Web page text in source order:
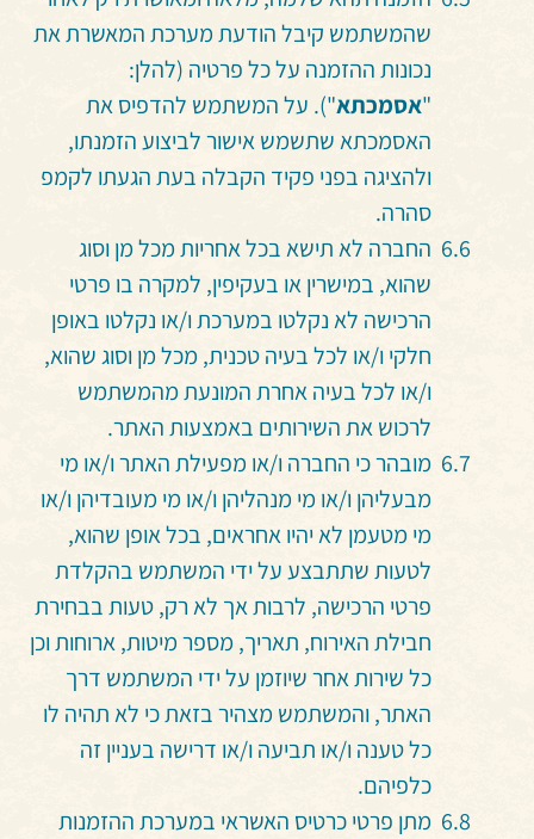
שהמשתמש קיבל הודעת מערכת המאשרת את
נכונות ההזמנה על כל פרטיה (להלן:
"אסמכתא"). על המשתמש להדפיס את
האסמכתא שתשמש אישור לביצוע הזמנתו,
ולהציגה בפני פקיד הקבלה בעת הגעתו לקמפ
סהרה.
החברה לא תישא בכל אחריות מכל מן וסוג
שהוא, במישרין או בעקיפין, למקרה בו פרטי
הרכישה לא נקלטו במערכת ו/או נקלטו באופן
חלקי ו/או לכל בעיה טכנית, מכל מן וסוג שהוא,
ו/או לכל בעיה אחרת המונעת מהמשתמש
לרכוש את השירותים באמצעות האתר.
מובהר כי החברה ו/או מפעילת האתר ו/או מי
מבעליהן ו/או מי מנהליהן ו/או מי מעובדיהן ו/או
מי מטעמן לא יהיו אחראים, בכל אופן שהוא,
לטעות שתתבצע על ידי המשתמש בהקלדת
פרטי הרכישה, לרבות אך לא רק, טעות בבחירת
חבילת האירוח, תאריך, מספר מיטות, ארוחות וכן
כל שירות אחר שיוזמן על ידי המשתמש דרך
האתר, והמשתמש מצהיר בזאת כי לא תהיה לו
כל טענה ו/או תביעה ו/או דרישה בעניין זה
כלפיהם.
מתן פרטי כרטיס האשראי במערכת ההזמנות